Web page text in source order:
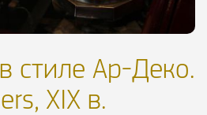
стиле Ар-Деко.
XIX в.